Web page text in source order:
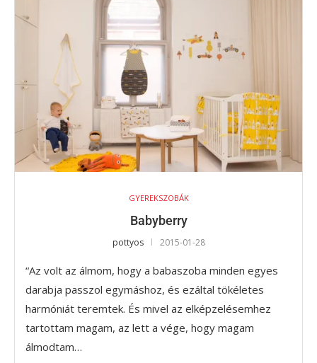
GYEREKSZOBÁK
Babyberry
pottyos 2015-01-28
“Az volt az álmom, hogy a babaszoba minden egyes
darabja passzol egymáshoz, és ezáltal tökéletes
harmóniát teremtek. És mivel az elképzelésemhez
tartottam magam, az lett a vége, hogy magam
álmodtam…